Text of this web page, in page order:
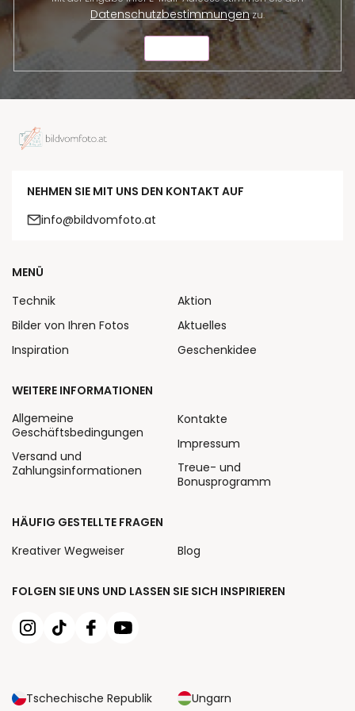
Datenschutzbestimmungenzu.
NEHMEN SIE MIT UNS DEN KONTAKT AUF
info@bildvomfoto.at
FOLGEN SIE UNS UND LASSEN SIE SICH INSPIRIEREN
Tschechische Republik Ungarn
MENÜ
Technik
Bilder von Ihren Fotos
Inspiration
Aktion
Aktuelles
Geschenkidee
WEITERE INFORMATIONEN
Allgemeine
Geschäftsbedingungen
Versand und
Zahlungsinformationen
Kontakte
Impressum
Treue- und
Bonusprogramm
HÄUFIG GESTELLTE FRAGEN
Kreativer Wegweiser
Blog